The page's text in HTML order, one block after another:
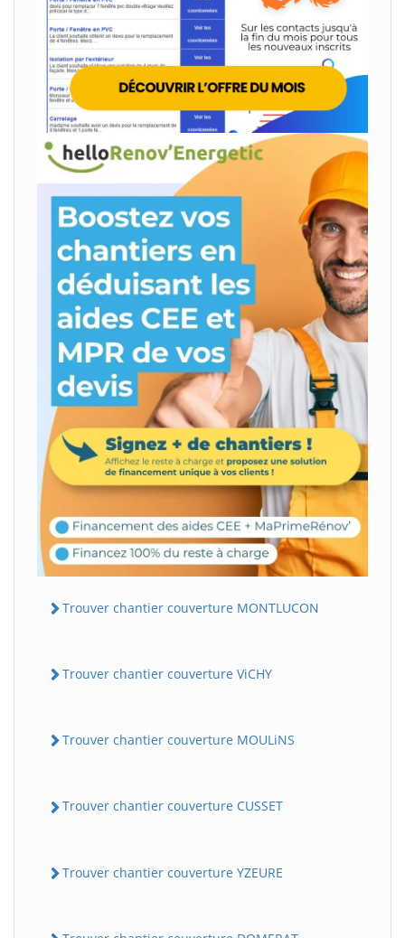
Trouver chantier couverture MONTLUCON
Trouver chantier couverture ViCHY
Trouver chantier couverture MOULiNS
Trouver chantier couverture CUSSET
Trouver chantier couverture YZEURE